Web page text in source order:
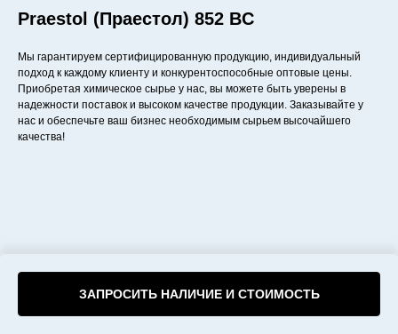
Praestol (Праестол) 852 BC
ЗАПРОСИТЬ НАЛИЧИЕ И СТОИМОСТЬ
Мы гарантируем сертифицированную продукцию, индивидуальный
подход к каждому клиенту и конкурентоспособные оптовые цены.
Приобретая химическое сырье у нас, вы можете быть уверены в
надежности поставок и высоком качестве продукции. Заказывайте у
нас и обеспечьте ваш бизнес необходимым сырьем высочайшего
качества!